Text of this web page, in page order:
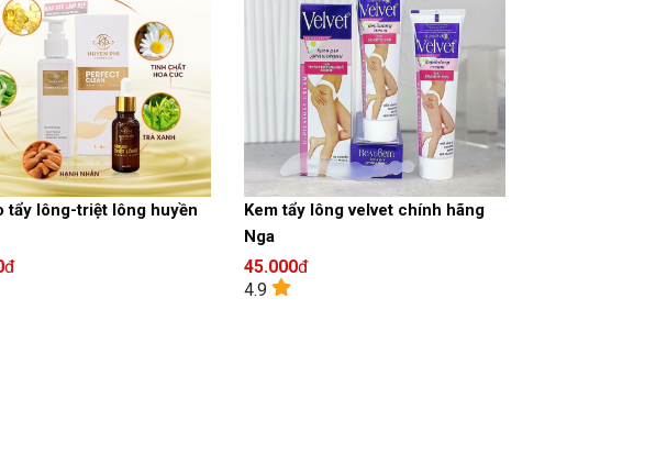
tẩy lông-triệt lông huyền
đ
Kem tẩy lông velvet chính hãng
Nga
45.000đ
4.9